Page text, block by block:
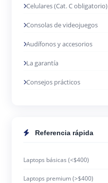
Celulares (Cat. C obligatorio)
Consolas de videojuegos
Audífonos y accesorios
La garantía
Consejos prácticos
Referencia rápida
Laptops básicas (<$400)
Laptops premium (>$400)